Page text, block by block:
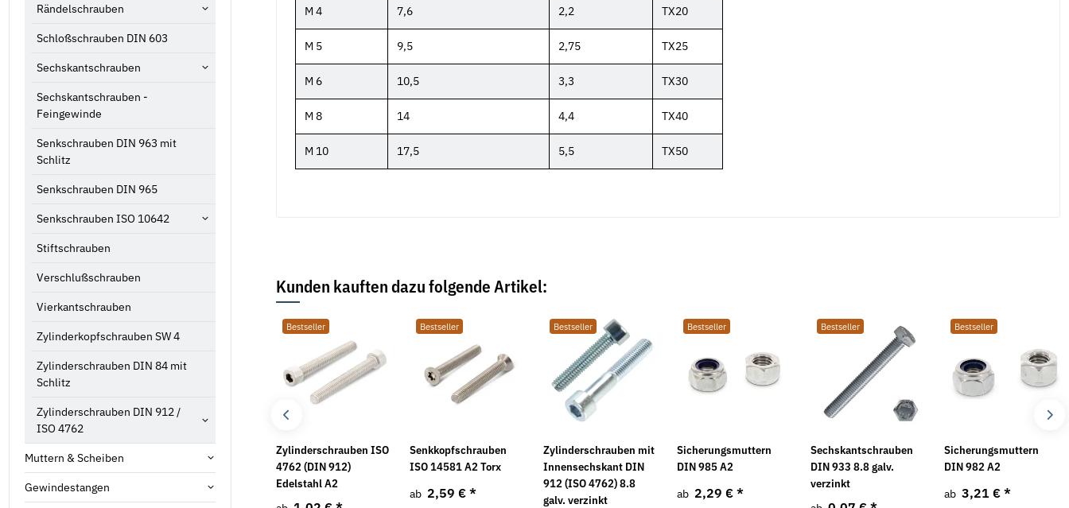
M 4 7,6 2,2 TX20
M 5 9,5 2,75 TX25
M 6 10,5 3,3 TX30
M 8 14 4,4 TX40
M 10 17,5 5,5 TX50
Kunden kauften dazu folgende Artikel:
1,35 €* *
Bestseller
Zylinderschrauben ISO
4762 (DIN 912)
Edelstahl A2
Bestseller
Senkkopfschrauben
ISO 14581 A2 Torx
ab 2,59 € *
Bestseller
Zylinderschrauben mit
Innensechskant DIN
912 (ISO 4762) 8.8
galv. verzinkt
Bestseller
Sicherungsmuttern
DIN 985 A2
ab 2,29 € *
Bestseller
Sechskantschrauben
DIN 933 8.8 galv.
verzinkt
Bestseller
Sicherungsmuttern
DIN 982 A2
ab 3,21 € *
Rändelschrauben
Schloßschrauben DIN 603
Sechskantschrauben
Sechskantschrauben -
Feingewinde
Senkschrauben DIN 963 mit
Schlitz
Senkschrauben DIN 965
Senkschrauben ISO 10642
Stiftschrauben
Verschlußschrauben
Vierkantschrauben
Zylinderkopfschrauben SW 4
Zylinderschrauben DIN 84 mit
Schlitz
Zylinderschrauben DIN 912 /
ISO 4762
Muttern & Scheiben
Gewindestangen